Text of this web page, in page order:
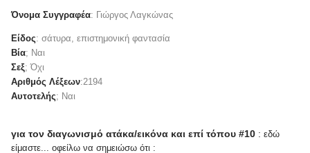
Όνομα Συγγραφέα: Γιώργος Λαγκώνας
Είδος: σάτυρα, επιστημονική φαντασία
Βία; Ναι
Σεξ; Όχι
Αριθμός Λέξεων:2194
Αυτοτελής; Ναι
για τον διαγωνισμό ατάκα/εικόνα και επί τόπου #10 : εδώ
είμαστε... οφείλω να σημειώσω ότι :